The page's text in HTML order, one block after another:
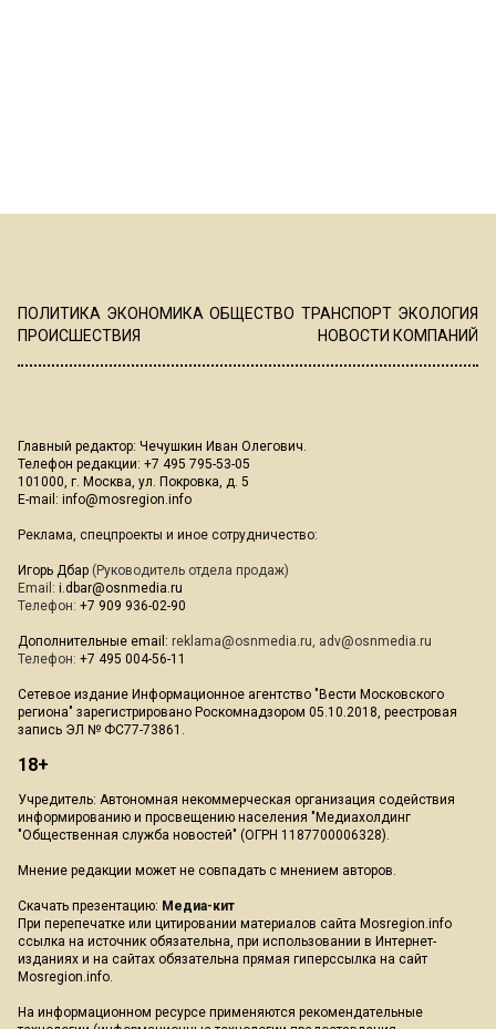
ПОЛИТИКА ЭКОНОМИКА ОБЩЕСТВО ТРАНСПОРТ ЭКОЛОГИЯ
ПРОИСШЕСТВИЯ
НОВОСТИ КОМПАНИЙ
Главный редактор: Чечушкин Иван Олегович.
Телефон редакции: +7 495 795-53-05
101000, г. Москва, ул. Покровка, д. 5
E-mail: info@mosregion.info
Реклама, спецпроекты и иное сотрудничество:
Игорь Дбар (Руководитель отдела продаж)
Email: i.dbar@osnmedia.ru
Телефон: +7 909 936-02-90
Дополнительные email: reklama@osnmedia.ru, adv@osnmedia.ru
Телефон: +7 495 004-56-11
Сетевое издание Информационное агентство "Вести Московского
региона" зарегистрировано Роскомнадзором 05.10.2018, реестровая
запись ЭЛ № ФС77-73861.
18+
Учредитель: Автономная некоммерческая организация содействия
информированию и просвещению населения "Медиахолдинг
"Общественная служба новостей" (ОГРН 1187700006328).
Мнение редакции может не совпадать с мнением авторов.
Скачать презентацию: Медиа-кит
При перепечатке или цитировании материалов сайта Mosregion.info
ссылка на источник обязательна, при использовании в Интернет-
изданиях и на сайтах обязательна прямая гиперссылка на сайт
Mosregion.info.
На информационном ресурсе применяются рекомендательные